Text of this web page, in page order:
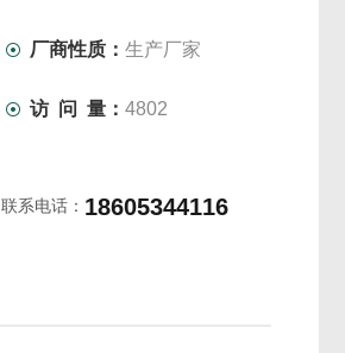
厂商性质：生产厂家
访 问 量：4802
联系电话： 18605344116